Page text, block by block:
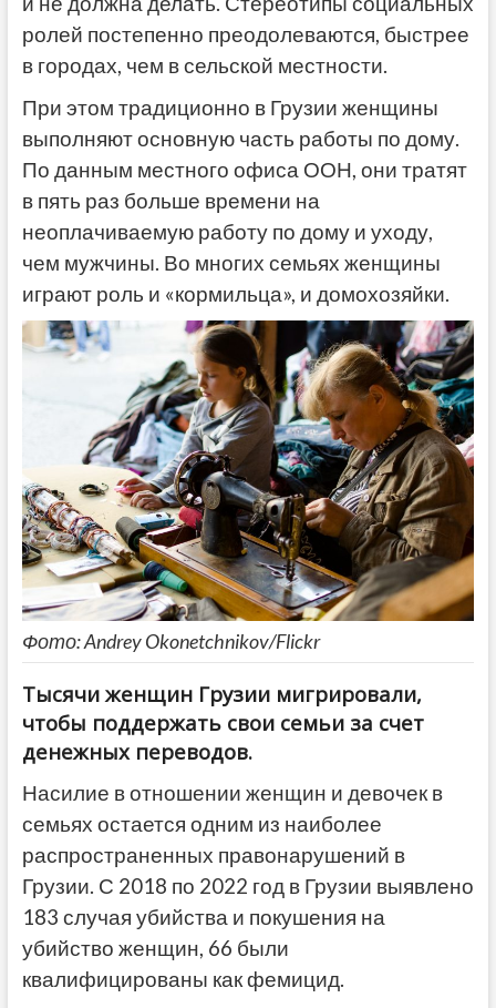
ролей постепенно преодолеваются, быстрее
в городах, чем в сельской местности.
При этом традиционно в Грузии женщины
выполняют основную часть работы по дому.
По данным местного офиса ООН, они тратят
в пять раз больше времени на
неоплачиваемую работу по дому и уходу,
чем мужчины. Во многих семьях женщины
играют роль и «кормильца», и домохозяйки.
Фото: Andrey Okonetchnikov/Flickr
Тысячи женщин Грузии мигрировали,
чтобы поддержать свои семьи за счет
денежных переводов.
Насилие в отношении женщин и девочек в
семьях остается одним из наиболее
распространенных правонарушений в
Грузии. С 2018 по 2022 год в Грузии выявлено
183 случая убийства и покушения на
убийство женщин, 66 были
квалифицированы как фемицид.